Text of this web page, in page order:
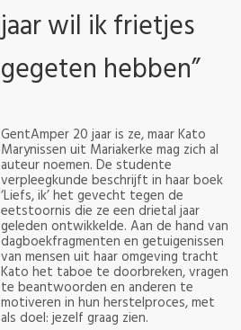
jaar wil ik frietjes
gegeten hebben”
GentAmper 20 jaar is ze, maar Kato
Marynissen uit Mariakerke mag zich al
auteur noemen. De studente
verpleegkunde beschrijft in haar boek
‘Liefs, ik’ het gevecht tegen de
eetstoornis die ze een drietal jaar
geleden ontwikkelde. Aan de hand van
dagboekfragmenten en getuigenissen
van mensen uit haar omgeving tracht
Kato het taboe te doorbreken, vragen
te beantwoorden en anderen te
motiveren in hun herstelproces, met
als doel: jezelf graag zien.